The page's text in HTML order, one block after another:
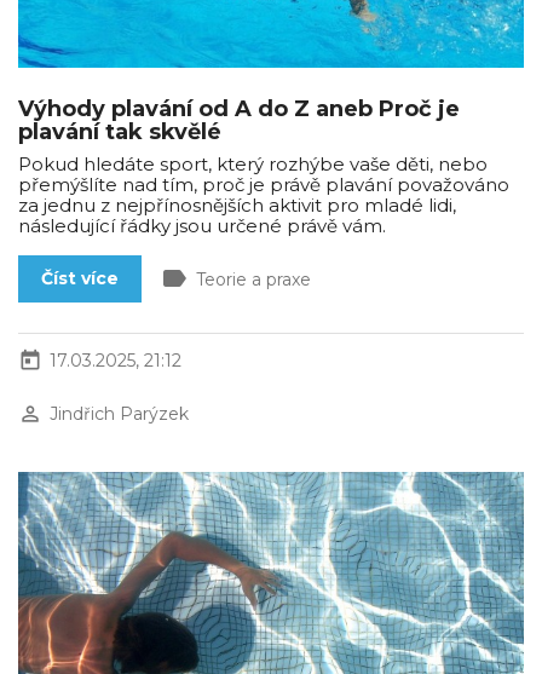
Výhody plavání od A do Z aneb Proč je
plavání tak skvělé
Pokud hledáte sport, který rozhýbe vaše děti, nebo
přemýšlíte nad tím, proč je právě plavání považováno
za jednu z nejpřínosnějších aktivit pro mladé lidi,
následující řádky jsou určené právě vám.
Číst více label Teorie a praxe
today 17.03.2025, 21:12
perm_identity Jindřich Parýzek